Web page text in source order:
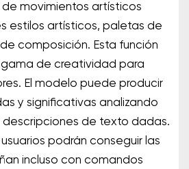
movimientos artísticos
estilos artísticos, paletas de
composición. Esta función
de creatividad para
El modelo puede producir
y significativas analizando
descripciones de texto dadas.
podrán conseguir las
incluso con comandos